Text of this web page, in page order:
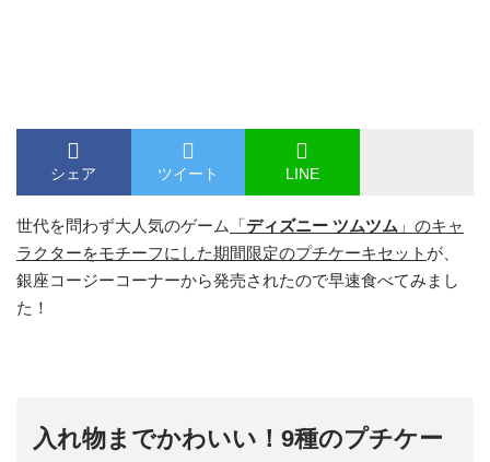
シェア ツイート LINE
世代を問わず大人気のゲーム 「ディズニー ツムツム 」のキャ
ラクターをモチーフにした期間限定のプチケーキセット が、
銀座コージーコーナーから発売されたので早速食べてみまし
た！
入れ物までかわいい！9種のプチケー